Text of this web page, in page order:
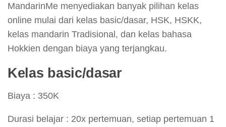
MandarinMe menyediakan banyak pilihan kelas
online mulai dari kelas basic/dasar, HSK, HSKK,
kelas mandarin Tradisional, dan kelas bahasa
Hokkien dengan biaya yang terjangkau.
Kelas basic/dasar
Biaya : 350K
Durasi belajar : 20x pertemuan, setiap pertemuan 1